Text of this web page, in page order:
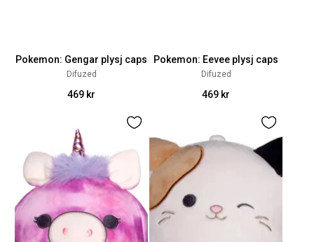
Pokemon: Gengar plysj caps
Difuzed
469 kr
Pokemon: Eevee plysj caps
Difuzed
469 kr